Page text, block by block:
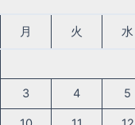
月 火 水
3 4 5